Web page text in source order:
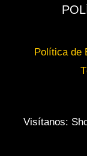
Política de
Visítanos: